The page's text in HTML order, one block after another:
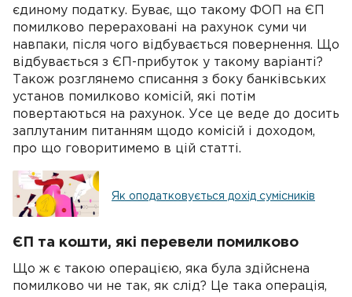
єдиному податку. Буває, що такому ФОП на ЄП
помилково перераховані на рахунок суми чи
навпаки, після чого відбувається повернення. Що
відбувається з ЄП-прибуток у такому варіанті?
Також розглянемо списання з боку банківських
установ помилково комісій, які потім
повертаються на рахунок. Усе це веде до досить
заплутаним питанням щодо комісій і доходом,
про що говоритимемо в цій статті.
Як оподатковується дохід сумісників
ЄП та кошти, які перевели помилково
Що ж є такою операцією, яка була здійснена
помилково чи не так, як слід? Це така операція,